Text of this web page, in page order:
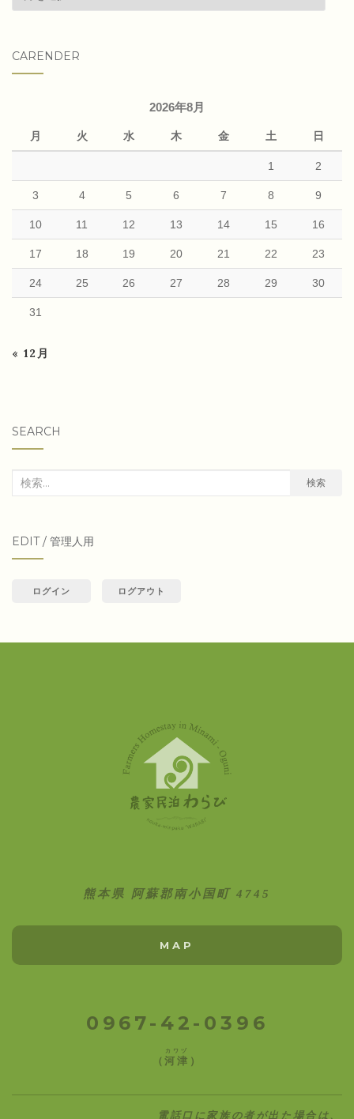
articles
CARENDER
2026年8月
月 火 水 木 金 土 日
1 2
3 4 5 6 7 8 9
10 11 12 13 14 15 16
17 18 19 20 21 22 23
24 25 26 27 28 29 30
31
« 12月
SEARCH
検
象:
検索
EDIT / 管理人用
ログイン ログアウト
熊本県 阿蘇郡南小国町 4745
MAP
0967-42-0396
（河津
カワヅ
）
電話口に家族の者が出た場合は、